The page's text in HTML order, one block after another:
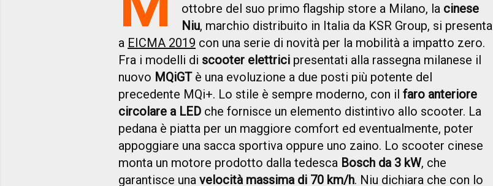
ottobre del suo primo flagship store a Milano, la cinese
Niu, marchio distribuito in Italia da KSR Group, si presenta
a EICMA 2019 con una serie di novità per la mobilità a impatto zero.
Fra i modelli di scooter elettrici presentati alla rassegna milanese il
nuovo MQiGTè una evoluzione a due posti più potente del
precedente MQi+. Lo stile è sempre moderno, con il faro anteriore
circolare a LED che fornisce un elemento distintivo allo scooter. La
pedana è piatta per un maggiore comfort ed eventualmente, poter
appoggiare una sacca sportiva oppure uno zaino. Lo scooter cinese
monta un motore prodotto dalla tedesca Bosch da 3 kW, che
garantisce una velocità massima di 70 km/h. Niu dichiara che con lo